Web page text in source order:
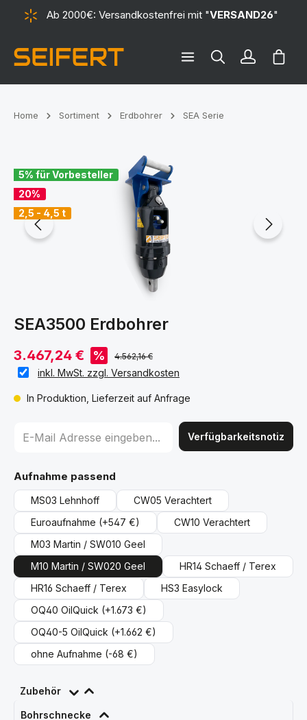
springenAb 2000€: Versandkostenfrei mit "VERSAND26"
Home Sortiment Erdbohrer SEA Serie
5% für Vorbesteller
20%
2,5 - 4,5 t
SEA3500 Erdbohrer
3.467,24 € % 4.562,16 €
inkl. MwSt. zzgl. Versandkosten
In Produktion, Lieferzeit auf Anfrage
Verfügbarkeitsnotiz
Aufnahme passend
MS03 Lehnhoff
CW05 Verachtert
Euroaufnahme (+547 €)
CW10 Verachtert
M03 Martin / SW010 Geel
M10 Martin / SW020 Geel
HR14 Schaeff / Terex
HR16 Schaeff / Terex
HS3 Easylock
OQ40 OilQuick (+1.673 €)
OQ40-5 OilQuick (+1.662 €)
ohne Aufnahme (-68 €)
Zubehör
Bohrschnecke